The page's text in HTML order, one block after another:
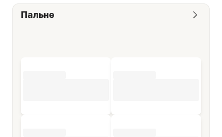
Пальне